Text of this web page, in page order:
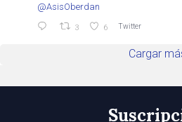
@AsisOberdan
3 6 Twitter
Cargar